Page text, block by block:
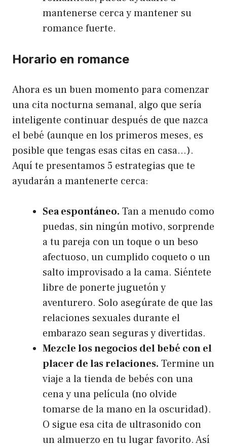
mantenerse cerca y mantener su
romance fuerte.
Horario en romance
Ahora es un buen momento para comenzar
una cita nocturna semanal, algo que sería
inteligente continuar después de que nazca
el bebé (aunque en los primeros meses, es
posible que tengas esas citas en casa…).
Aquí te presentamos 5 estrategias que te
ayudarán a mantenerte cerca:
Sea espontáneo. Tan a menudo como
puedas, sin ningún motivo, sorprende
a tu pareja con un toque o un beso
afectuoso, un cumplido coqueto o un
salto improvisado a la cama. Siéntete
libre de ponerte juguetón y
aventurero. Solo asegúrate de que las
relaciones sexuales durante el
embarazo sean seguras y divertidas.
Mezcle los negocios del bebé con el
placer de las relaciones. Termine un
viaje a la tienda de bebés con una
cena y una película (no olvide
tomarse de la mano en la oscuridad).
O sigue esa cita de ultrasonido con
un almuerzo en tu lugar favorito. Así